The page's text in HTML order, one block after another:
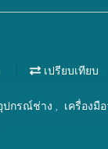
เปรียบเทียบ
ปกรณ์ช่าง , เครื่องมื